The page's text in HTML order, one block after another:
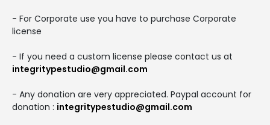
- For Corporate use you have to purchase Corporate
license
- If you need a custom license please contact us at
integritypestudio@gmail.com
- Any donation are very appreciated. Paypal account for
donation : integritypestudio@gmail.com